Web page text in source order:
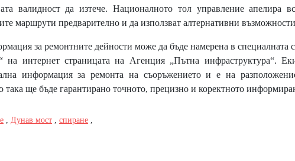
валидност да изтече. Националното тол управление апелира
маршрути предварително и да използват алтернативни
за ремонтните дейности може да бъде намерена в специалната
на интернет страницата на Агенция „Пътна инфраструктура“.
информация за ремонта на съоръжението и е на
така ще бъде гарантирано точното, прецизно и коректното
Дунав мост спиране